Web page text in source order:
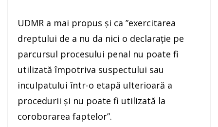
UDMR a mai propus şi ca ”exercitarea
dreptului de a nu da nici o declarație pe
parcursul procesului penal nu poate fi
utilizată împotriva suspectului sau
inculpatului într-o etapă ulterioară a
procedurii și nu poate fi utilizată la
coroborarea faptelor”.